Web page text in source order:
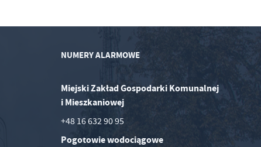
NUMERY ALARMOWE
Miejski Zakład Gospodarki Komunalnej
i Mieszkaniowej
+48 16 632 90 95
Pogotowie wodociągowe